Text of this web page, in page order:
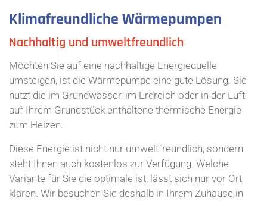
Klimafreundliche Wärmepumpen
Nachhaltig und umweltfreundlich
Möchten Sie auf eine nachhaltige Energiequelle
umsteigen, ist die Wärmepumpe eine gute Lösung. Sie
nutzt die im Grundwasser, im Erdreich oder in der Luft
auf Ihrem Grundstück enthaltene thermische Energie
zum Heizen.
Diese Energie ist nicht nur umweltfreundlich, sondern
steht Ihnen auch kostenlos zur Verfügung. Welche
Variante für Sie die optimale ist, lässt sich nur vor Ort
klären. Wir besuchen Sie deshalb in Ihrem Zuhause in